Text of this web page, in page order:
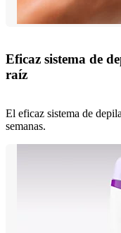
Eficaz sistema de
raíz
El eficaz sistema de
semanas.